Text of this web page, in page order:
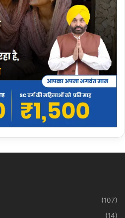
(107)
(14)